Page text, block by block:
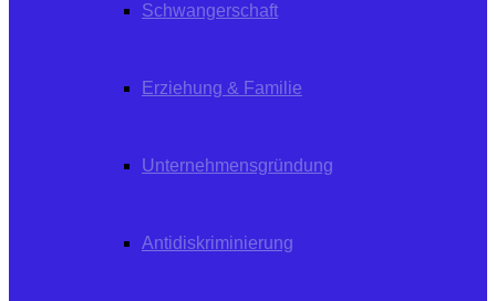
Schwangerschaft
Erziehung & Familie
Unternehmensgründung
Antidiskriminierung